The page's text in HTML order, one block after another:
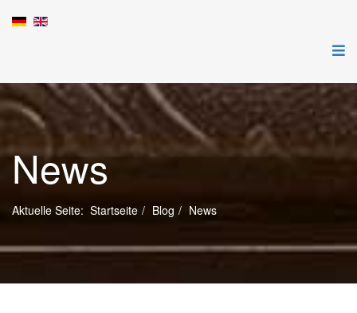
News
Aktuelle Seite: Startseite Blog News